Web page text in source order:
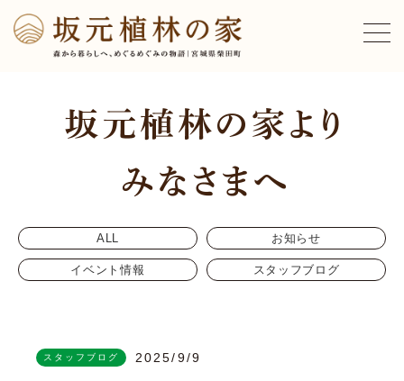
ALL お知らせ
イベント情報 スタッフブログ
スタッフブログ 2025/9/9